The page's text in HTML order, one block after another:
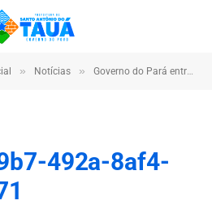
» Notícias » Governo do Pará entrega escola totalmente reconstruída em Santo Antônio do Tauá, com novos laboratórios, biblioteca e Centro de Inovação
492a-8af4-